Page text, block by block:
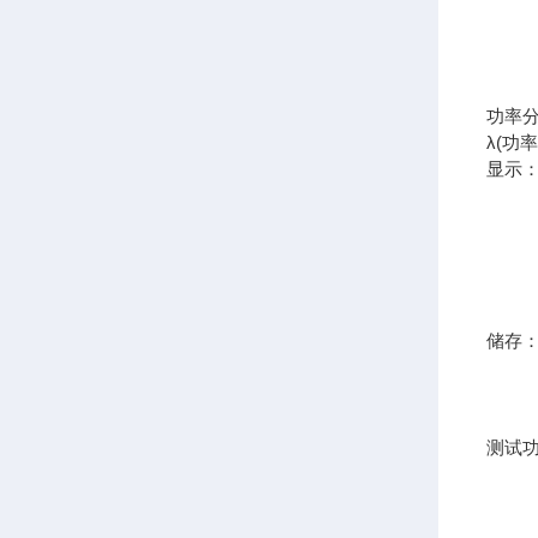
功率
λ(功
显示
储存
测试